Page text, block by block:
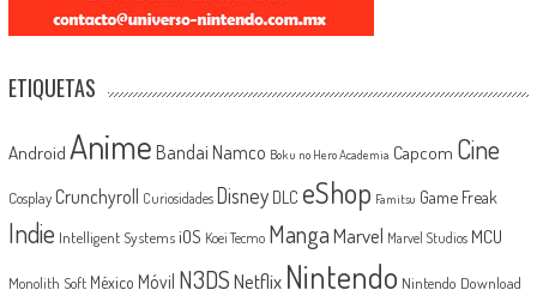
ETIQUETAS
Android Anime Bandai Namco Boku no Hero Academia Capcom Cine
Cosplay Crunchyroll Curiosidades Disney DLC eShop Famitsu Game Freak
Indie Intelligent Systems iOS Koei Tecmo MangaMarvel Marvel Studios MCU
Monolith Soft México Móvil N3DSNetflix Nintendo Nintendo Download